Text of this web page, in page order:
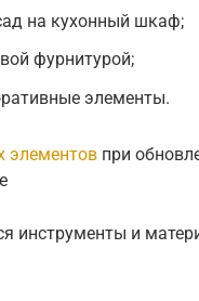
на кухонный шкаф;
фурнитурой;
элементы.
элементов при
инструменты и